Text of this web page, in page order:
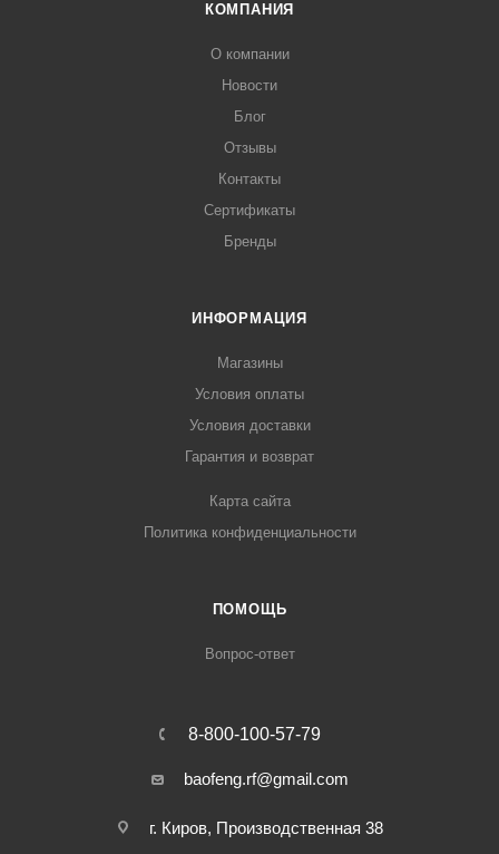
КОМПАНИЯ
О компании
Новости
Блог
Отзывы
Контакты
Сертификаты
Бренды
ИНФОРМАЦИЯ
Магазины
Условия оплаты
Условия доставки
Гарантия и возврат
Карта сайта
Политика конфиденциальности
ПОМОЩЬ
Вопрос-ответ
8-800-100-57-79
baofeng.rf@gmail.com
г. Киров, Производственная 38